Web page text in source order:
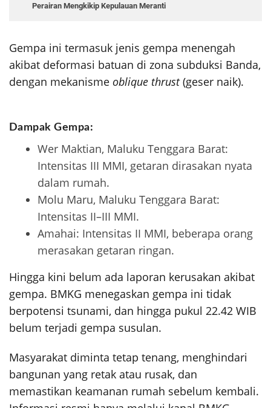
Perairan Mengkikip Kepulauan Meranti
Gempa ini termasuk jenis gempa menengah
akibat deformasi batuan di zona subduksi Banda,
dengan mekanisme oblique thrust(geser naik).
Dampak Gempa:
Wer Maktian, Maluku Tenggara Barat:
Intensitas III MMI, getaran dirasakan nyata
dalam rumah.
Molu Maru, Maluku Tenggara Barat:
Intensitas II–III MMI.
Amahai: Intensitas II MMI, beberapa orang
merasakan getaran ringan.
Hingga kini belum ada laporan kerusakan akibat
gempa. BMKG menegaskan gempa ini tidak
berpotensi tsunami, dan hingga pukul 22.42 WIB
belum terjadi gempa susulan.
Masyarakat diminta tetap tenang, menghindari
bangunan yang retak atau rusak, dan
memastikan keamanan rumah sebelum kembali.